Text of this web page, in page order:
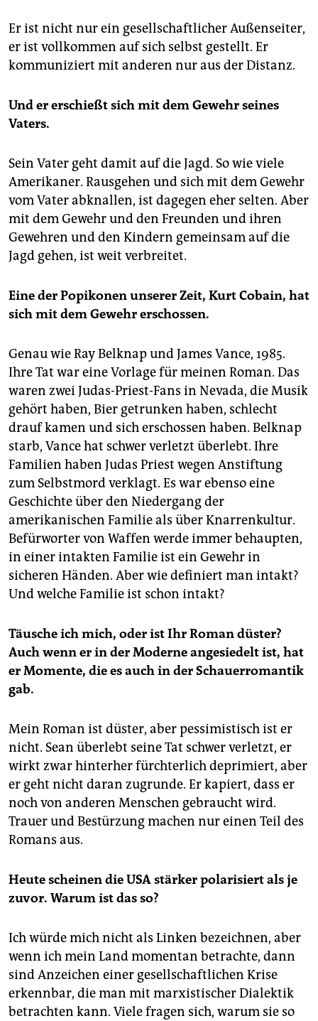
Er ist nicht nur ein gesellschaftlicher Außenseiter,
er ist vollkommen auf sich selbst gestellt. Er
kommuniziert mit anderen nur aus der Distanz.
Und er erschießt sich mit dem Gewehr seines
Vaters.
Sein Vater geht damit auf die Jagd. So wie viele
Amerikaner. Rausgehen und sich mit dem Gewehr
vom Vater abknallen, ist dagegen eher selten. Aber
mit dem Gewehr und den Freunden und ihren
Gewehren und den Kindern gemeinsam auf die
Jagd gehen, ist weit verbreitet.
Eine der Popikonen unserer Zeit, Kurt Cobain, hat
sich mit dem Gewehr erschossen.
Genau wie Ray Belknap und James Vance, 1985.
Ihre Tat war eine Vorlage für meinen Roman. Das
waren zwei Judas-Priest-Fans in Nevada, die Musik
gehört haben, Bier getrunken haben, schlecht
drauf kamen und sich erschossen haben. Belknap
starb, Vance hat schwer verletzt überlebt. Ihre
Familien haben Judas Priest wegen Anstiftung
zum Selbstmord verklagt. Es war ebenso eine
Geschichte über den Niedergang der
amerikanischen Familie als über Knarrenkultur.
Befürworter von Waffen werde immer behaupten,
in einer intakten Familie ist ein Gewehr in
sicheren Händen. Aber wie definiert man intakt?
Und welche Familie ist schon intakt?
Täusche ich mich, oder ist Ihr Roman düster?
Auch wenn er in der Moderne angesiedelt ist, hat
er Momente, die es auch in der Schauerromantik
gab.
Mein Roman ist düster, aber pessimistisch ist er
nicht. Sean überlebt seine Tat schwer verletzt, er
wirkt zwar hinterher fürchterlich deprimiert, aber
er geht nicht daran zugrunde. Er kapiert, dass er
noch von anderen Menschen gebraucht wird.
Trauer und Bestürzung machen nur einen Teil des
Romans aus.
Heute scheinen die USA stärker polarisiert als je
zuvor. Warum ist das so?
Ich würde mich nicht als Linken bezeichnen, aber
wenn ich mein Land momentan betrachte, dann
sind Anzeichen einer gesellschaftlichen Krise
erkennbar, die man mit marxistischer Dialektik
betrachten kann. Viele fragen sich, warum sie so